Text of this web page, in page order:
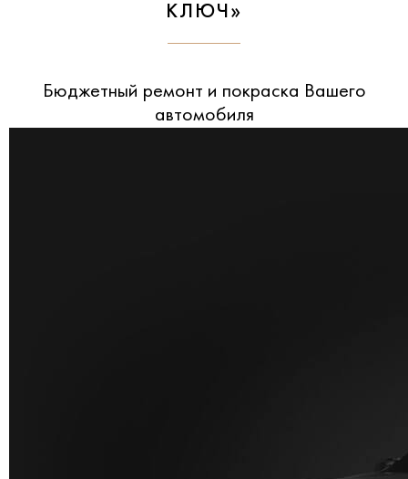
КЛЮЧ»
Бюджетный ремонт и покраска Вашего
автомобиля